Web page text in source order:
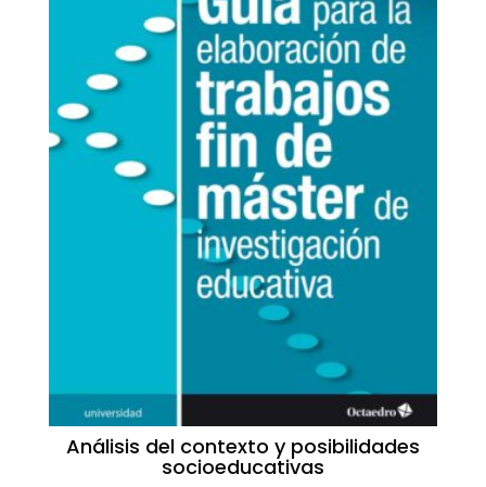
Análisis del contexto y posibilidades
socioeducativas